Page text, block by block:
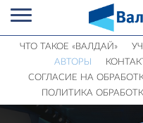
ЧТО ТАКОЕ «ВАЛДАЙ»
АВТОРЫ
СОГЛАСИЕ НА
ПОЛИТИКА